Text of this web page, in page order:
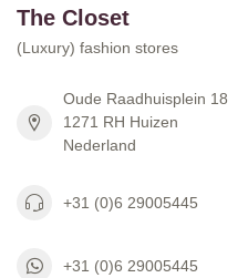
The Closet
(Luxury) fashion stores
Oude Raadhuisplein 18
1271 RH Huizen
Nederland
+31 (0)6 29005445
+31 (0)6 29005445